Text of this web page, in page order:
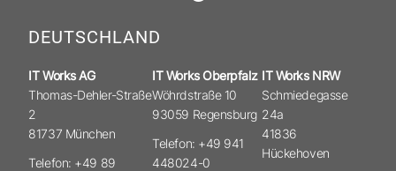
DEUTSCHLAND
IT Works AG
Thomas-Dehler-Straße
2
81737 München
Telefon: +49 89
IT Works Oberpfalz
Wöhrdstraße 10
93059 Regensburg
Telefon: +49 941
448024-0
IT Works NRW
Schmiedegasse
24a
41836
Hückehoven